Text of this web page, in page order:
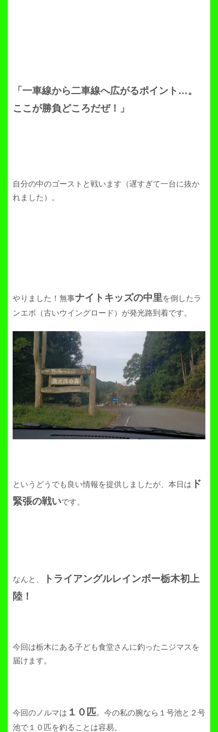
「一車線から二車線へ広がるポイント…。
ここが勝負どころだぜ！」
自分の中のゴーストと戦います（遅すぎて一台に抜か
れました）。
やりました！無事ナイトキッズの中里を倒したラ
ンエボ（古いウイングロード）が発光路到着です。
というどうでも良い情報を提供しましたが、本日は ド
緊張の戦いです。
なんと、
トライアングルレインボー栃木初上
陸！
今回は栃木にある子ども食堂さんに釣ったニジマスを
届けます。
今回のノルマは １０匹。今の私の腕なら１号池と２号
池で１０匹を釣ることは容易。